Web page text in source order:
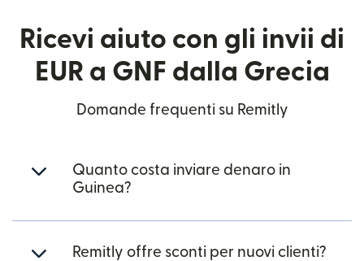
Ricevi aiuto con gli invii di
EUR a GNF dalla Grecia
Domande frequenti su Remitly
Quanto costa inviare denaro in
Guinea?
Remitly offre sconti per nuovi clienti?